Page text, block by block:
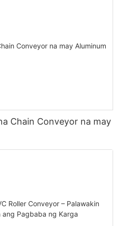
Chain Conveyor na may